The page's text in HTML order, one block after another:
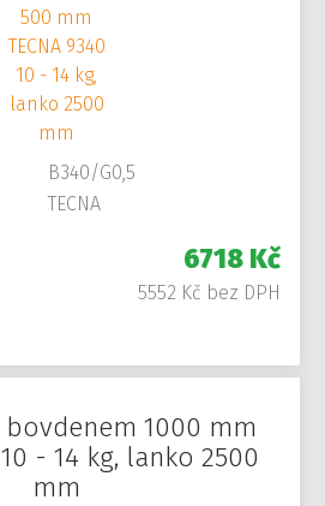
B340/G0,5
TECNA
6718 Kč
5552 Kč bez DPH
bovdenem 1000 mm
- 14 kg, lanko 2500
mm